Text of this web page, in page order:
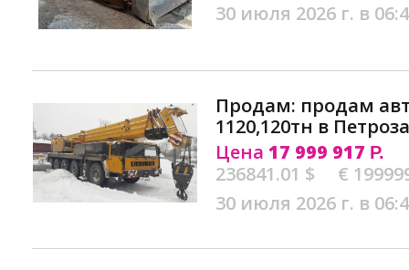
30 июля 2026 г. в
Продам: продам
1120,120тн в
Цена 17 999 917 Р.
236841.01 $
€
30 июля 2026 г. в